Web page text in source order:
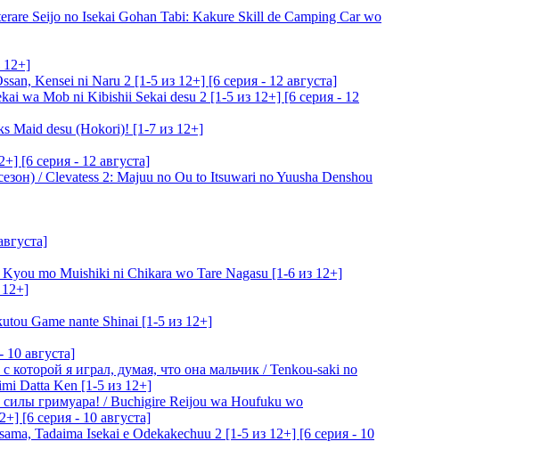
Seijo no Isekai Gohan Tabi: Kakure Skill de Camping Car wo
12+]
Kensei ni Naru 2 [1-5 из 12+] [6 серия - 12 августа]
wa Mob ni Kibishii Sekai desu 2 [1-5 из 12+] [6 серия - 12
Maid desu (Hokori)! [1-7 из 12+]
[6 серия - 12 августа]
/ Clevatess 2: Majuu no Ou to Itsuwari no Yuusha Denshou
mo Muishiki ni Chikara wo Tare Nagasu [1-6 из 12+]
Game nante Shinai [1-5 из 12+]
10 августа]
я играл, думая, что она мальчик / Tenkou-saki no
Datta Ken [1-5 из 12+]
гримуара! / Buchigire Reijou wa Houfuku wo
[6 серия - 10 августа]
Tadaima Isekai e Odekakechuu 2 [1-5 из 12+] [6 серия - 10